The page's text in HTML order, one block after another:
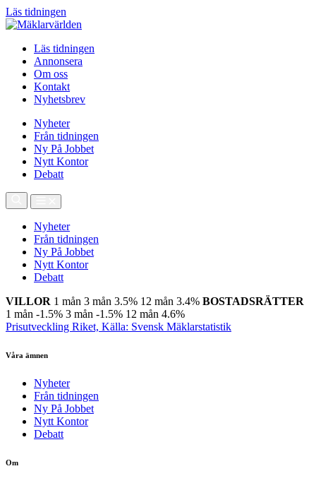
Läs tidningen
Läs tidningen
Annonsera
Om oss
Kontakt
Nyhetsbrev
Nyheter
Från tidningen
Ny På Jobbet
Nytt Kontor
Debatt
Nyheter
Från tidningen
Ny På Jobbet
Nytt Kontor
Debatt
VILLOR 1 mån 3 mån 3.5% 12 mån 3.4% BOSTADSRÄTTER
1 mån -1.5% 3 mån -1.5% 12 mån 4.6%
Prisutveckling Riket, Källa: Svensk Mäklarstatistik
Våra ämnen
Nyheter
Från tidningen
Ny På Jobbet
Nytt Kontor
Debatt
Om